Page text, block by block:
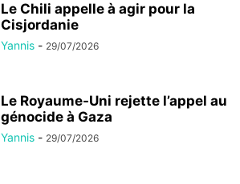
Le Chili appelle à agir pour la
Cisjordanie
Yannis - 29/07/2026
Le Royaume-Uni rejette l’appel au
génocide à Gaza
Yannis - 29/07/2026